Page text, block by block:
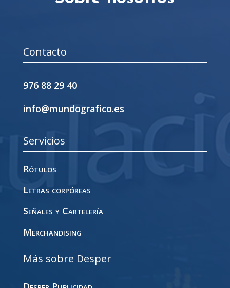
Contacto
976 88 29 40
info@mundografico.es
Servicios
Rótulos
Letras corpóreas
Señales y Cartelería
Merchandising
Más sobre Desper